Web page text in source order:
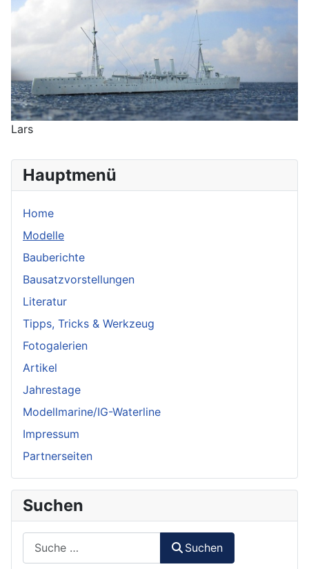
Hauptmenü
Home
Modelle
Bauberichte
Bausatzvorstellungen
Literatur
Tipps, Tricks & Werkzeug
Fotogalerien
Artikel
Jahrestage
Modellmarine/IG-Waterline
Impressum
Partnerseiten
Suchen
Suchen
Lars